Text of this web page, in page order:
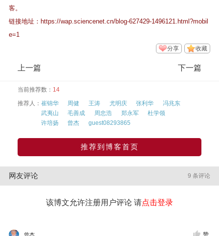
客。
链接地址： https://wap.sciencenet.cn/blog-627429-1496121.html?mobil
e=1
收藏
分享
上一篇 下一篇
当前推荐数： 14
推荐人： 崔锦华 周健 王涛 尤明庆 张利华
冯兆东
武夷山
毛善成 周忠浩 郑永军
杜学领
许培扬
曾杰 guest08293865
推荐到博客首页
网友评论 9 条评论
该博文允许注册用户评论 请点击登录
曾杰 赞